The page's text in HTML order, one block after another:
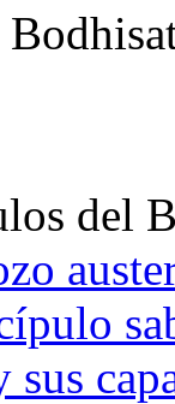
del